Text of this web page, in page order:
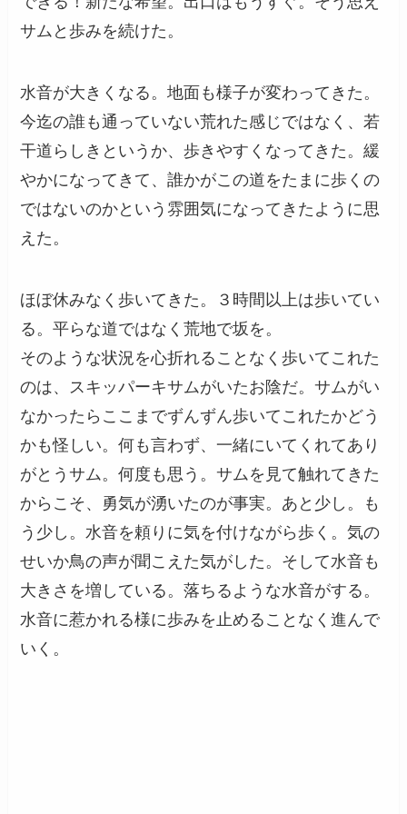
サムと歩みを続けた。
水音が大きくなる。地面も様子が変わってきた。
今迄の誰も通っていない荒れた感じではなく、若
干道らしきというか、歩きやすくなってきた。緩
やかになってきて、誰かがこの道をたまに歩くの
ではないのかという雰囲気になってきたように思
えた。
ほぼ休みなく歩いてきた。３時間以上は歩いてい
る。平らな道ではなく荒地で坂を。
そのような状況を心折れることなく歩いてこれた
のは、スキッパーキサムがいたお陰だ。サムがい
なかったらここまでずんずん歩いてこれたかどう
かも怪しい。何も言わず、一緒にいてくれてあり
がとうサム。何度も思う。サムを見て触れてきた
からこそ、勇気が湧いたのが事実。あと少し。も
う少し。水音を頼りに気を付けながら歩く。気の
せいか鳥の声が聞こえた気がした。そして水音も
大きさを増している。落ちるような水音がする。
水音に惹かれる様に歩みを止めることなく進んで
いく。